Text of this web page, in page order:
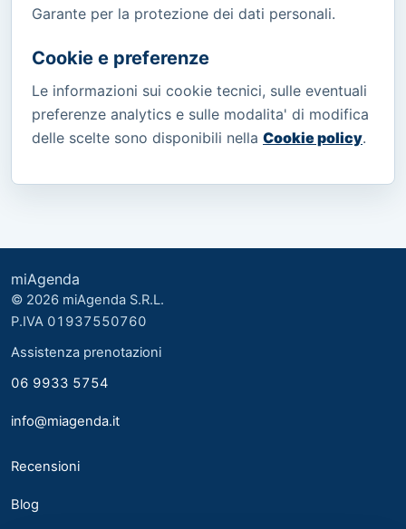
Garante per la protezione dei dati personali.
Cookie e preferenze
Le informazioni sui cookie tecnici, sulle eventuali
preferenze analytics e sulle modalita' di modifica
delle scelte sono disponibili nella Cookie policy.
miAgenda
© 2026 miAgenda S.R.L.
P.IVA 01937550760
Assistenza prenotazioni
06 9933 5754
info@miagenda.it
Recensioni
Blog